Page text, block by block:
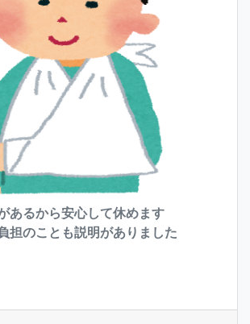
あるから安心して休めます
担のことも説明がありました